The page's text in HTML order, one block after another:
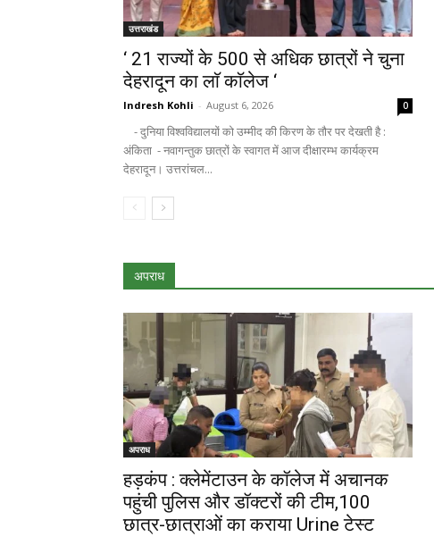
उत्तराखंड
‘ 21 राज्यों के 500 से अधिक छात्रों ने चुना
देहरादून का लाॅ काॅलेज ‘
Indresh Kohli - August 6, 2026 0
- दुनिया विश्वविद्यालयों को उम्मीद की किरण के तौर पर देखती है :
अंकिता - नवागन्तुक छात्रों के स्वागत में आज दीक्षारम्भ कार्यक्रम
देहरादून। उत्तरांचल...
अपराध
अपराध
हड़कंप : क्लेमेंटाउन के कॉलेज में अचानक
पहुंची पुलिस और डॉक्टरों की टीम,100
छात्र-छात्राओं का कराया Urine टेस्ट